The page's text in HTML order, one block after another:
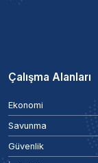
Çalışma Alanları
Ekonomi
Savunma
Güvenlik